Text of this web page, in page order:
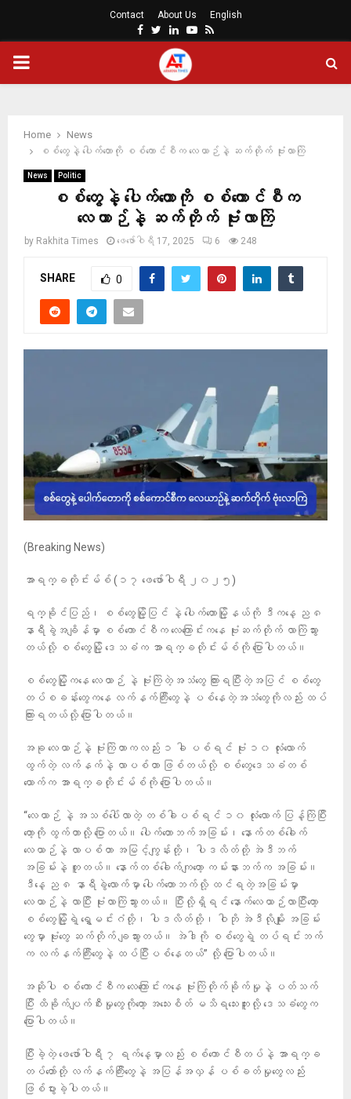
Contact About Us English
Facebook
Twitter
LinkedinYoutube
Rss
PRIMARY
Home
News
စစ်တွေနဲ့ ပေါက်တောကို စစ်ကောင်စီက လေယာဉ်နဲ့ ဆက်တိုက် ဗုံးလာကြဲ
News Politic
စစ်တွေနဲ့ ပေါက်တောကို စစ်ကောင်စီက
လေယာဉ်နဲ့ ဆက်တိုက် ဗုံးလာကြဲ
by Rakhita Times ဖေ‌ဖော်ဝါရီ 17, 2025 6 248
SHARE 0
(Breaking News)
အာရက္ခတိုင်းမ်စ် (၁၇ ဖေဖော်ဝါရီ ၂၀၂၅)
ရက္ခိုင်ပြည်၊ စစ်တွေမြို့ပြင် နဲ့ ပေါက်တောမြို့နယ်ကို ဒီကနေ့ ည ၈
နာရီခွဲအချိန်မှာ စစ်ကောင်စီက လေကြောင်းကနေ ဗုံးဆက်တိုက် လာကြဲသွား
တယ်လို့ စစ်တွေမြို့ ဒေသခံက အာရက္ခတိုင်းမ်စ်ကို ပြောပါတယ်။
စစ်တွေမြို့ကနေ လေယာဉ် နဲ့ ဗုံးကြဲတဲ့အသံတွေ ကြားရပြီးတဲ့အပြင် စစ်တွေ
တပ်စခန်းတွေကနေ လက်နက်ကြီးတွေနဲ့ ပစ်နေတဲ့အသံတွေကိုလည်း ထပ်
ကြားရတယ်လို့ ပြောပါတယ်။
အခု လေယာဉ်နဲ့ ဗုံးကြဲတာကလည်း ၁ ခါ ပစ်ရင် ဗုံး ၁၀ လုံးလောက်
ထွက်တဲ့ လက်နက်နဲ့ လာပစ်တာ ဖြစ်တယ်လို့ စစ်တွေဒေသခံတစ်
ယောက်က အာရက္ခတိုင်းမ်စ်ကို ပြောပါတယ်။
“လေယာဉ် နဲ့ အသစ်ပေါ်လာတဲ့ တစ်ခါပစ်ရင် ၁၀ လုံးလောက် ပြန့်ကြဲပြီး
တော့ကို ထွက်တာလို့ ပြောတယ်။ ပေါက်တောဘက်အခြမ်း၊ နောက်တစ်ခေါက်
လေယာဉ်နဲ့ လာပစ်တာ အမြင့်ကျွန်းတို့၊ ပါဒလိတ်တို့ အဲဒီဘက်
အခြမ်းနဲ့ တူတယ်။ နောက်တစ်ခေါက်ကျတော့ ကမ်းနားဘက်က အခြမ်း။
ဒီနေ့ ည ၈ နာရီခွဲလောက်မှာ ပေါက်တောဘက်လို့ ထင်ရတဲ့အခြမ်းမှာ
လေယာဉ်နဲ့ လာပြီး ဗုံးလာကြဲသွားတယ်။ ပြီးလို့ရှိရင် နောက်လေယာဉ်လာပြီးတော့
စစ်တွေမြို့ရဲ့ ရွှေမင်းဂံတို့၊ ပါဒလိတ်တို့၊ ဝါဘို အဲဒီလိုမျိုး အခြမ်း
တွေမှာ ဗုံးတွေ ဆက်တိုက် ချသွားတယ်။ အဲဒါကို စစ်တွေရဲ့ တပ်ရင်းဘက်
က လက်နက်ကြီးတွေနဲ့ ထပ်ပြီးပစ်နေတယ်” လို့ ပြောပါတယ်။
အဆိုပါ စစ်ကောင်စီက လေကြောင်းကနေ ဗုံးကြဲတိုက်ခိုက်မှုနဲ့ ပတ်သက်
ပြီး ထိခိုက်ပျက်စီးမှုတွေကိုတော့ အသေးစိတ် မသိရသေးဘူးလို့ ဒေသခံတွေက
ပြောပါတယ်။
ပြီးခဲ့တဲ့ ဖေဖော်ဝါရီ ၇ ရက်နေ့မှာလည်း စစ်ကောင်စီတပ်နဲ့ အာရက္ခ
တပ်တော်တို့ လက်နက်ကြီးတွေနဲ့ အပြန်အလှန် ပစ်ခတ်မှုတွေလည်း
ဖြစ်ပွားခဲ့ပါတယ်။